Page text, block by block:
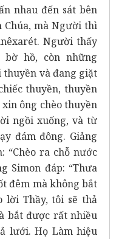
nhau đến sát bên
Chúa, mà Người thì
Người thấy
hồ, còn những
và đang giặt
thuyền, thuyền
ông chèo thuyền
ngồi xuống, và từ
đám đông. Giảng
“Chèo ra chỗ nước
Simon đáp: “Thưa
đêm mà không bắt
lời Thầy, tôi sẽ thả
bắt được rất nhiều
lưới. Họ Làm hiệu